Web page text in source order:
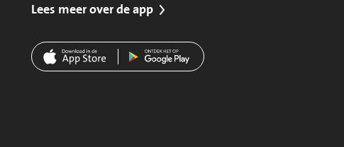
Lees meer over de app